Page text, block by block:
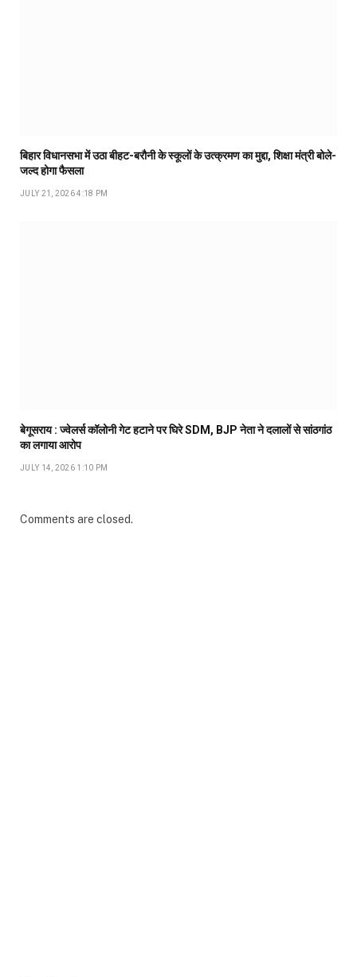
बिहार विधानसभा में उठा बीहट-बरौनी के स्कूलों के उत्क्रमण का मुद्दा, शिक्षा मंत्री बोले-
जल्द होगा फैसला
JULY 21, 2026 4:18 PM
बेगूसराय : ज्वेलर्स कॉलोनी गेट हटाने पर घिरे SDM, BJP नेता ने दलालों से सांठगांठ
का लगाया आरोप
JULY 14, 2026 1:10 PM
Comments are closed.